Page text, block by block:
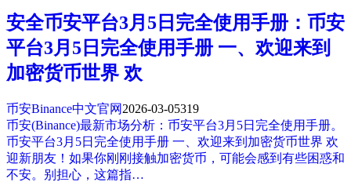
安全币安平台3月5日完全使用手册：币安
平台3月5日完全使用手册 一、欢迎来到
加密货币世界 欢
币安Binance中文官网 2026-03-05319
币安(Binance)最新市场分析：币安平台3月5日完全使用手册。
币安平台3月5日完全使用手册 一、欢迎来到加密货币世界 欢
迎新朋友！如果你刚刚接触加密货币，可能会感到有些困惑和
不安。别担心，这篇指…